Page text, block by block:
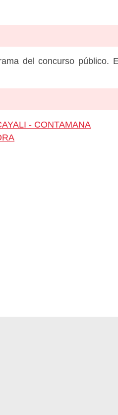
del concurso público.
- CONTAMANA